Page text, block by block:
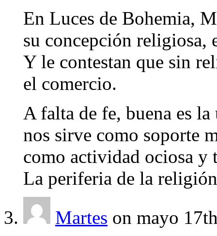
En Luces de Bohemia,
su concepción religiosa,
Y le contestan que sin
el comercio.
A falta de fe, buena es
nos sirve como soporte
como actividad ociosa y
La periferia de la
Martes on mayo